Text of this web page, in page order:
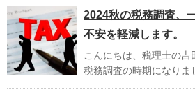
2024秋の税務調査、
不安を軽減します。
こんにちは、税理士の吉
税務調査の時期になりま